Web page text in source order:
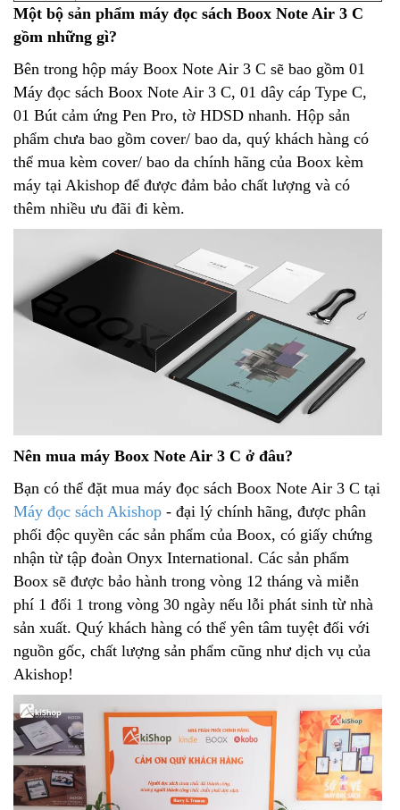
Một bộ sản phẩm máy đọc sách Boox Note Air 3 C
gồm những gì?
Bên trong hộp máy Boox Note Air 3 C sẽ bao gồm 01
Máy đọc sách Boox Note Air 3 C, 01 dây cáp Type C,
01 Bút cảm ứng Pen Pro, tờ HDSD nhanh. Hộp sản
phẩm chưa bao gồm cover/ bao da, quý khách hàng có
thể mua kèm cover/ bao da chính hãng của Boox kèm
máy tại Akishop để được đảm bảo chất lượng và có
thêm nhiều ưu đãi đi kèm.
Nên mua máy Boox Note Air 3 C ở đâu?
Bạn có thể đặt mua máy đọc sách Boox Note Air 3 C tại
Máy đọc sách Akishop - đại lý chính hãng, được phân
phối độc quyền các sản phẩm của Boox, có giấy chứng
nhận từ tập đoàn Onyx International. Các sản phẩm
Boox sẽ được bảo hành trong vòng 12 tháng và miễn
phí 1 đổi 1 trong vòng 30 ngày nếu lỗi phát sinh từ nhà
sản xuất. Quý khách hàng có thể yên tâm tuyệt đối với
nguồn gốc, chất lượng sản phẩm cũng như dịch vụ của
Akishop!